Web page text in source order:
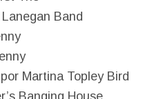
Band
Martina Topley Bird
Banging House